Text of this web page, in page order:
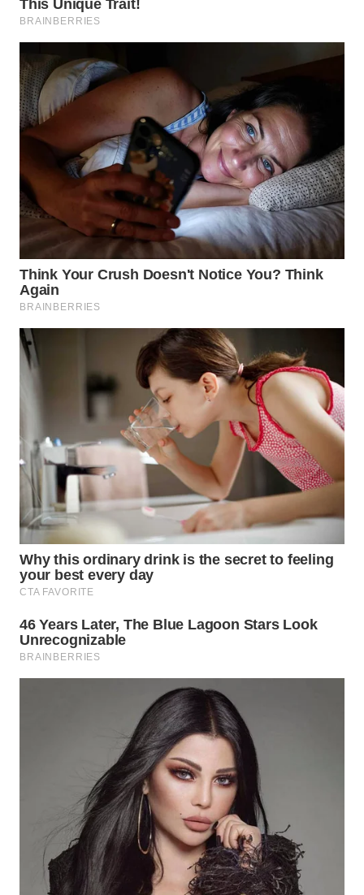
UTARA
SAMOSIR
WN
PADANG
LAWAS
WN
SUMEDANG
WN
CIANJUR
WN
KEPULAUAN
WN
BINJAI
WN
CIREBON
WN
INDRAMAYU
WN
KUNINGAN
SUKABUMI
WN
PURWAKARTA